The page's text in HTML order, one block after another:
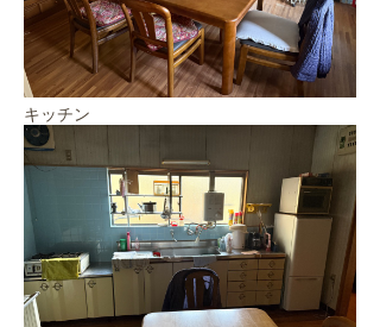
キッチン